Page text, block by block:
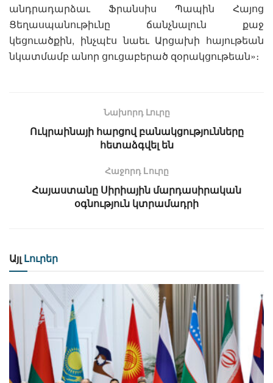
անդրադարձաւ Ֆրանսիս Պապին Հայոց
Ցեղասպանութիւնը ճանչնալուն քաջ
կեցուածքին, ինչպէս նաեւ Արցախի հայութեան
նկատմամբ անոր ցուցաբերած զօրակցութեան»։
Նախորդ Լուրը
Ուկրաինայի հարցով բանակցությունները
հետաձգվել են
Հաջորդ Lուրը
Հայաստանը Սիրիային մարդասիրական
օգնություն կտրամադրի
Այլ Լուրեր